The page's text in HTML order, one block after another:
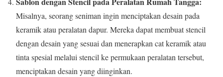
Misalnya, seorang seniman ingin menciptakan desain pada
keramik atau peralatan dapur. Mereka dapat membuat stencil
dengan desain yang sesuai dan menerapkan cat keramik atau
tinta spesial melalui stencil ke permukaan peralatan tersebut,
menciptakan desain yang diinginkan.